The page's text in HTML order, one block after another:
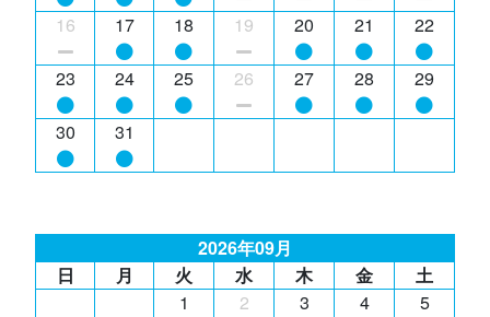
16 17 18 19 20 21 22
23 24 25 26 27 28 29
30 31
2026年09月
日
月 火 水 木 金
土
1
2 3 4 5